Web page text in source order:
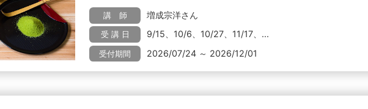
講 師 増成宗洋さん
受 講 日 9/15、10/6、10/27、11/17、...
受付期間 2026/07/24 ～ 2026/12/01